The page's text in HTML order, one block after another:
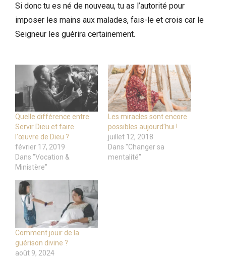
Si donc tu es né de nouveau, tu as l’autorité pour
imposer les mains aux malades, fais-le et crois car le
Seigneur les guérira certainement.
Quelle différence entre
Servir Dieu et faire
l’œuvre de Dieu ?
février 17, 2019
Dans "Vocation &
Ministère"
Les miracles sont encore
possibles aujourd’hui !
juillet 12, 2018
Dans "Changer sa
mentalité"
Comment jouir de la
guérison divine ?
août 9, 2024